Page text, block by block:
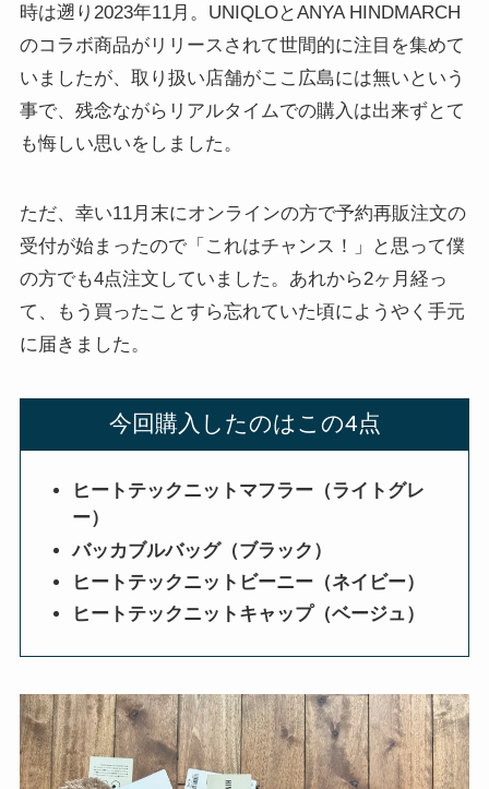
時は遡り2023年11月。UNIQLOとANYA HINDMARCH
のコラボ商品がリリースされて世間的に注目を集めて
いましたが、取り扱い店舗がここ広島には無いという
事で、残念ながらリアルタイムでの購入は出来ずとて
も悔しい思いをしました。
ただ、幸い11月末にオンラインの方で予約再販注文の
受付が始まったので「これはチャンス！」と思って僕
の方でも4点注文していました。あれから2ヶ月経っ
て、もう買ったことすら忘れていた頃にようやく手元
に届きました。
今回購入したのはこの4点
ヒートテックニットマフラー（ライトグレ
ー）
バッカブルバッグ（ブラック）
ヒートテックニットビーニー（ネイビー）
ヒートテックニットキャップ（ベージュ）